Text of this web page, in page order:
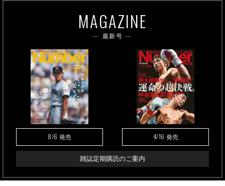
MAGAZINE
最新号
8/6 発売 4/16 発売
雑誌定期購読のご案内